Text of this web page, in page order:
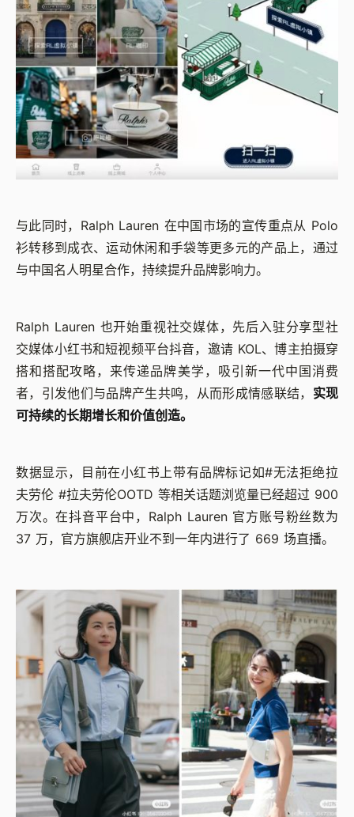
与此同时，Ralph Lauren 在中国市场的宣传重点从 Polo
衫转移到成衣、运动休闲和手袋等更多元的产品上，通过
与中国名人明星合作，持续提升品牌影响力。
Ralph Lauren 也开始重视社交媒体，先后入驻分享型社
交媒体小红书和短视频平台抖音，邀请 KOL、博主拍摄穿
搭和搭配攻略，来传递品牌美学，吸引新一代中国消费
者，引发他们与品牌产生共鸣，从而形成情感联结， 实现
可持续的长期增长和价值创造。
数据显示，目前在小红书上带有品牌标记如#无法拒绝拉
夫劳伦 #拉夫劳伦OOTD 等相关话题浏览量已经超过 900
万次。在抖音平台中，Ralph Lauren 官方账号粉丝数为
37 万，官方旗舰店开业不到一年内进行了 669 场直播。